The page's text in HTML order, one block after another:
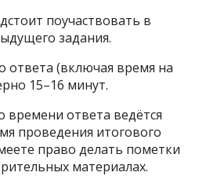
поучаствовать в
задания.
(включая время на
15–16 минут.
времени ответа ведётся
проведения итогового
право делать пометки
материалах.